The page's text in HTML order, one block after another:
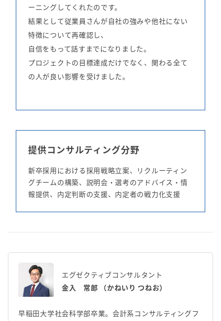
ーニングしてくれたのです。
結果として従業員さんが自社の強みや他社にない
特徴について再確認し、
自信をもって話すまでになりました。
プロジェクトの目標達成だけでなく、関わる全て
の人が良い影響を受けました。
提供コンサルティング分野
新卒採用における採用戦略立案、リクルーティン
グチームの構築、説明会・選考のアドバイス・情
報提供、内定判断の支援、内定者の戦力化支援
エグゼクティブコンサルタント
金入 常郎 （かねいり つねお）
早稲田大学社会科学部卒業。会計系コンサルティングフ